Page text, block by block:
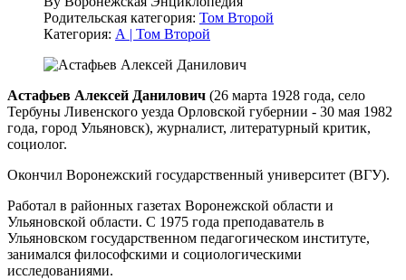
Родительская категория: Том Второй
Категория: А | Том Второй
Астафьев Алексей Данилович (26 марта 1928 года, село
Тербуны Ливенского уезда Орловской губернии - 30 мая 1982
года, город Ульяновск), журналист, литературный критик,
социолог.
Окончил Воронежский государственный университет (ВГУ).
Работал в районных газетах Воронежской области и
Ульяновской области. С 1975 года преподаватель в
Ульяновском государственном педагогическом институте,
занимался философскими и социологическими
исследованиями.